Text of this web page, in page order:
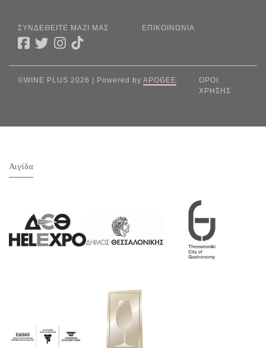
ΣΥΝΔΕΘΕΙΤΕ ΜΑΖΙ ΜΑΣ ΕΠΙΚΟΙΝΩΝΙΑ
©WINE PLUS 2026 | Powered by APOGEE
ΟΡΟΙ
ΧΡΗΣΗΣ
Αιγίδα